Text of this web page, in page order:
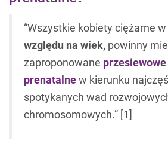
“Wszystkie kobiety ciężarne w
względu na wiek, powinny
zaproponowane
prenatalne w kierunku
spotykanych wad
chromosomowych.” [1]